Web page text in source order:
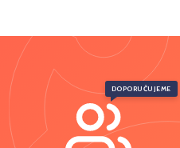
DOPORUČUJEME